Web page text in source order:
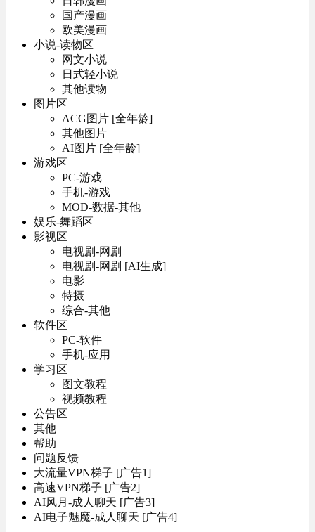
国产漫画
欧美漫画
小说-读物区
网文小说
日式轻小说
其他读物
图片区
ACG图片 [全年龄]
其他图片
AI图片 [全年龄]
游戏区
PC-游戏
手机-游戏
MOD-数据-其他
娱乐-舞蹈区
影视区
电视剧-网剧
电视剧-网剧 [AI生成]
电影
特摄
综合-其他
软件区
PC-软件
手机-应用
学习区
图文教程
视频教程
公告区
其他
帮助
问题反馈
大流量VPN梯子 [广告1]
高速VPN梯子 [广告2]
AI风月-成人聊天 [广告3]
AI电子魅魔-成人聊天 [广告4]